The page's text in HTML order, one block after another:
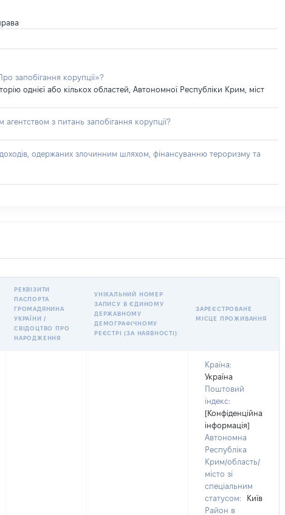
запобігання корупції»?
однієї або кількох областей, Автономної Республіки Крим, міст
з питань запобігання корупції?
доходів, одержаних злочинним шляхом, фінансуванню тероризму та
РЕКВІЗИТИ
ПАСПОРТА
ГРОМАДЯНИНА
УКРАЇНИ /
СВІДОЦТВО ПРО
НАРОДЖЕННЯ
УНІКАЛЬНИЙ НОМЕР
ЗАПИСУ В ЄДИНОМУ
ДЕРЖАВНОМУ
ДЕМОГРАФІЧНОМУ
РЕЄСТРІ (ЗА НАЯВНОСТІ)
ЗАРЕЄСТРОВАНЕ
МІСЦЕ ПРОЖИВАННЯ
Країна:
Україна
Поштовий
індекс:
[Конфіденційна
інформація]
Автономна
Республіка
Крим/область/
місто зі
спеціальним
статусом:
Київ
Район в